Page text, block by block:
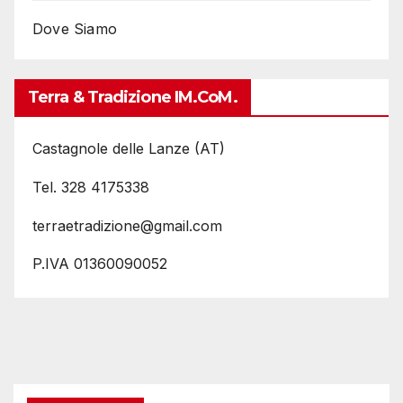
Dove Siamo
Terra & Tradizione IM.coM.
Castagnole delle Lanze (AT)
Tel. 328 4175338
terraetradizione@gmail.com
P.IVA 01360090052